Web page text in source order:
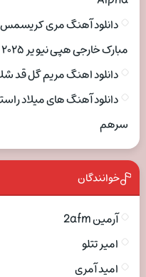
مبارک خارجی هپی نیو یر ۲۰۲۵
دانلود اهنگ مریم گل قد
دانلود آهنگ های میلاد
سرهم
خوانندگان
آرمین 2afm
امیر تتلو
امید آمری